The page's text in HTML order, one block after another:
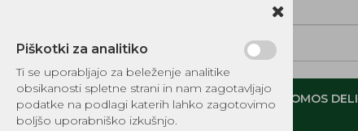
NADOMESTNI TOMOS DELI ORIGINALNI TOMOS DELI
Piškotki za analitiko
Ti se uporabljajo za beleženje analitike
obsikanosti spletne strani in nam zagotavljajo
podatke na podlagi katerih lahko zagotovimo
boljšo uporabniško izkušnjo.